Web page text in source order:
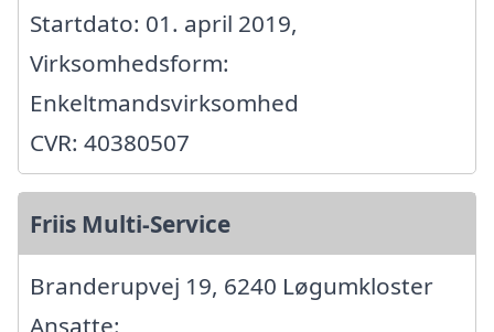
Startdato: 01. april 2019,
Virksomhedsform:
Enkeltmandsvirksomhed
CVR: 40380507
Friis Multi-Service
Branderupvej 19, 6240 Løgumkloster
Ansatte: